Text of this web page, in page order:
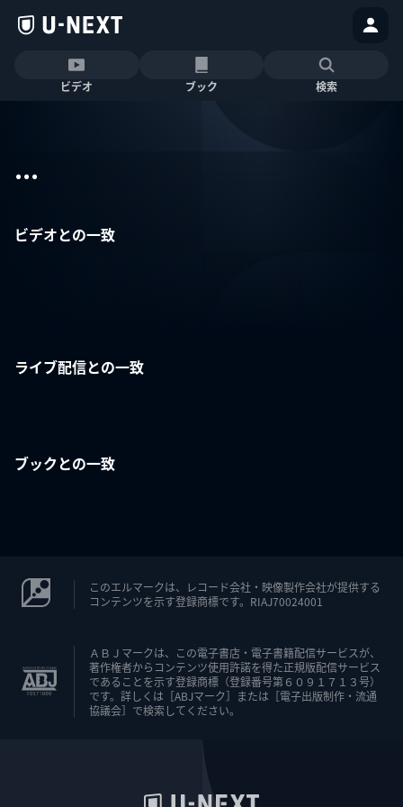
ビデオ ブック 検索
...
ビデオとの一致
ライブ配信との一致
ブックとの一致
このエルマークは、レコード会社・映像製作会社が提供する
コンテンツを示す登録商標です。RIAJ70024001
ＡＢＪマークは、この電子書店・電子書籍配信サービスが、
著作権者からコンテンツ使用許諾を得た正規版配信サービス
であることを示す登録商標（登録番号第６０９１７１３号）
です。詳しくは［ABJマーク］または［電子出版制作・流通
協議会］で検索してください。